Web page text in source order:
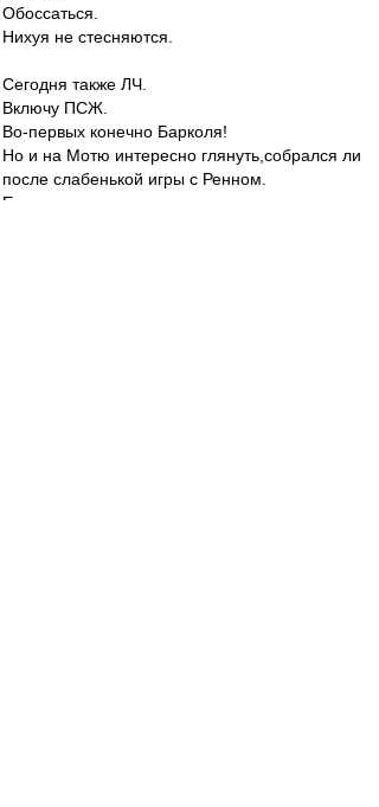
Обоссаться.
Нихуя не стесняются.
Сегодня также ЛЧ.
Включу ПСЖ.
Во-первых конечно Барколя!
Но и на Мотю интересно глянуть,собрался ли
после слабенькой игры с Ренном.
Если конечно выпустят.